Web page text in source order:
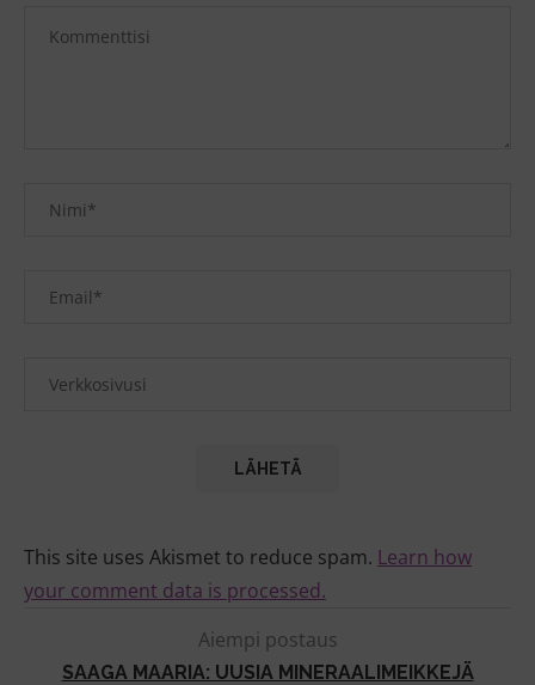
This site uses Akismet to reduce spam. Learn how
your comment data is processed.
Aiempi postaus
SAAGA MAARIA: UUSIA MINERAALIMEIKKEJÄ